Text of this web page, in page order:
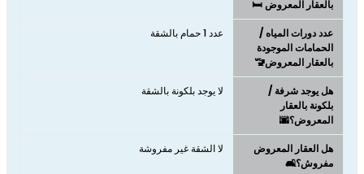
بالعقار المعروض 🛏️
عدد دورات المياه /
الحمامات الموجودة
بالعقار المعروض🚾
عدد 1 حمام بالشقة
هل يوجد شرفة /
بلكونة بالعقار
المعروض؟🌆
لا يوجد بلكونة بالشقة
هل العقار المعروض
مفروش؟🛋️
لا الشقة غير مفروشة